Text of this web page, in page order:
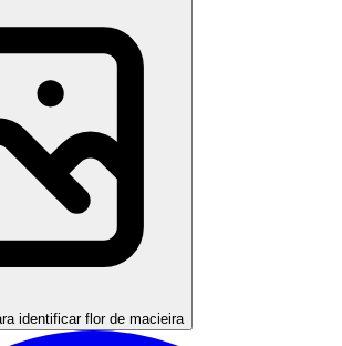
identificar flor de macieira